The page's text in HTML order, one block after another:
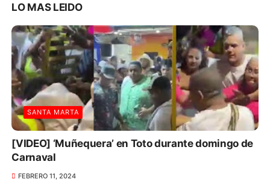
LO MAS LEIDO
SANTA MARTA
[VIDEO] ‘Muñequera’ en Toto durante domingo de
Carnaval
FEBRERO 11, 2024